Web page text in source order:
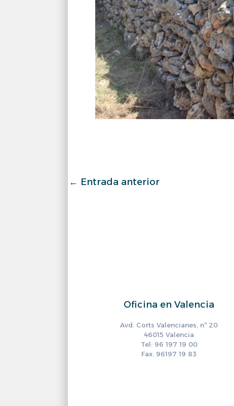
← Entrada anterior
Oficina en Valencia
Avd. Corts Valencianes, nº 20
46015 Valencia
Tel: 96 197 19 00
Fax: 96197 19 83